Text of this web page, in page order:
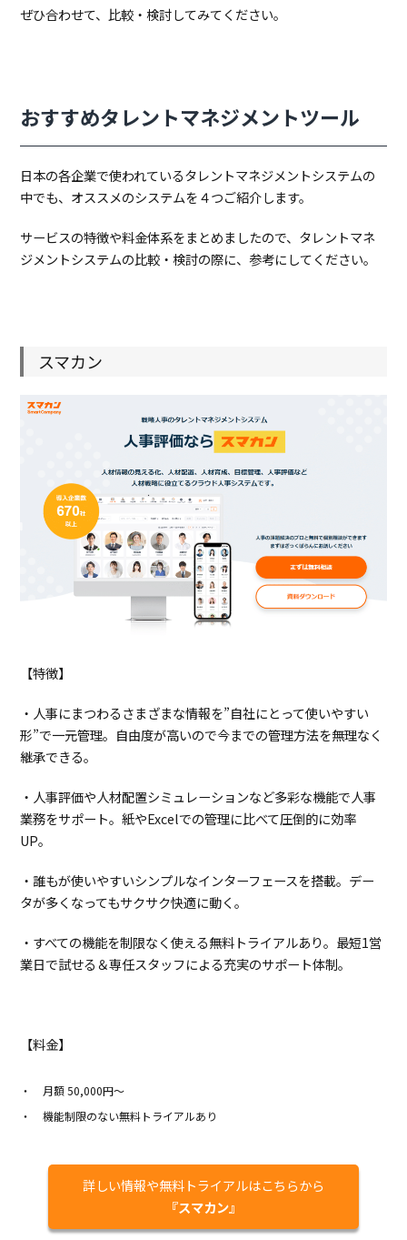
ぜひ合わせて、比較・検討してみてください。
おすすめタレントマネジメントツール
日本の各企業で使われているタレントマネジメントシステムの
中でも、オススメのシステムを４つご紹介します。
サービスの特徴や料金体系をまとめましたので、タレントマネ
ジメントシステムの比較・検討の際に、参考にしてください。
スマカン
【特徴】
・人事にまつわるさまざまな情報を”自社にとって使いやすい
形”で一元管理。自由度が高いので今までの管理方法を無理なく
継承できる。
・人事評価や人材配置シミュレーションなど多彩な機能で人事
業務をサポート。紙やExcelでの管理に比べて圧倒的に効率
UP。
・誰もが使いやすいシンプルなインターフェースを搭載。デー
タが多くなってもサクサク快適に動く。
・すべての機能を制限なく使える無料トライアルあり。最短1営
業日で試せる＆専任スタッフによる充実のサポート体制。
【料金】
月額 50,000円～
機能制限のない無料トライアルあり
詳しい情報や無料トライアルはこちらから
『スマカン』